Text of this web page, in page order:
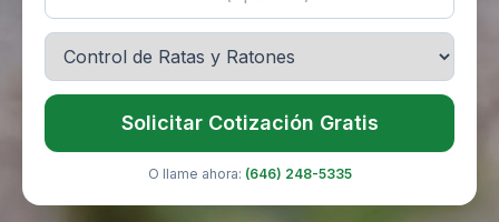
Solicitar Cotización Gratis
O llame ahora: (646) 248-5335